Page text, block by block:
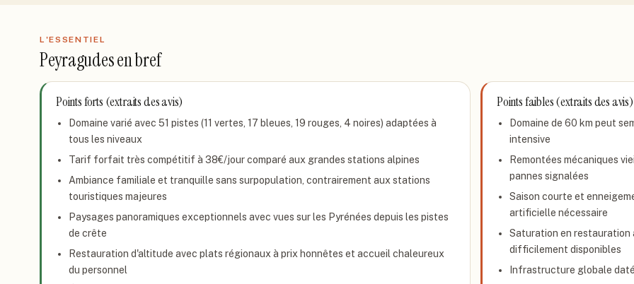
L'ESSENTIEL
Peyragudesen bref
Points forts (extraits des avis)
Domaine varié avec 51 pistes (11 vertes, 17 bleues, 19 rouges, 4 noires) adaptées à
tous les niveaux
Tarif forfait très compétitif à 38€/jour comparé aux grandes stations alpines
Ambiance familiale et tranquille sans surpopulation, contrairement aux stations
touristiques majeures
Paysages panoramiques exceptionnels avec vues sur les Pyrénées depuis les pistes
de crête
Restauration d'altitude avec plats régionaux à prix honnêtes et accueil chaleureux
du personnel
Points faibles (extraits des avis)
Domaine de 60 km peut
intensive
Remontées mécaniques
pannes signalées
Saison courte et
artificielle nécessaire
Saturation en restauration
difficilement disponibles
Infrastructure globale